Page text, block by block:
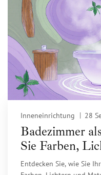
Inneneinrichtung 28
Badezimmer
Sie Farben,
für maximale
Entdecken Sie, wie Sie